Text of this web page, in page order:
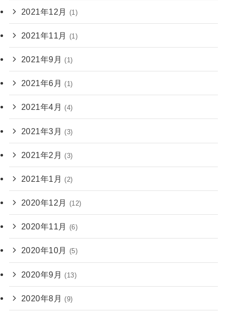
2021年12月 (1)
2021年11月 (1)
2021年9月 (1)
2021年6月 (1)
2021年4月 (4)
2021年3月 (3)
2021年2月 (3)
2021年1月 (2)
2020年12月 (12)
2020年11月 (6)
2020年10月 (5)
2020年9月 (13)
2020年8月 (9)